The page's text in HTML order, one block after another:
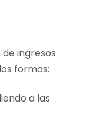
ingresos
formas:
a las